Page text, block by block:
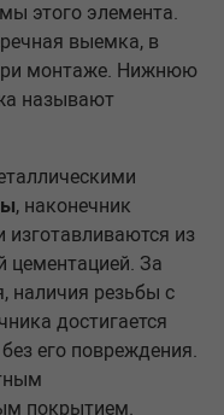
этого элемента.
выемка, в
монтаже. Нижнюю
называют
, наконечник
изготавливаются из
цементацией. За
наличия резьбы с
достигается
его повреждения.
покрытием.